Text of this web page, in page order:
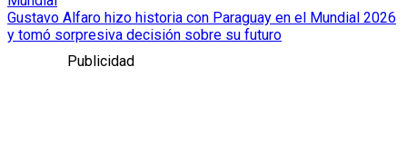
Gustavo Alfaro hizo historia con Paraguay en el Mundial 2026
y tomó sorpresiva decisión sobre su futuro
Publicidad